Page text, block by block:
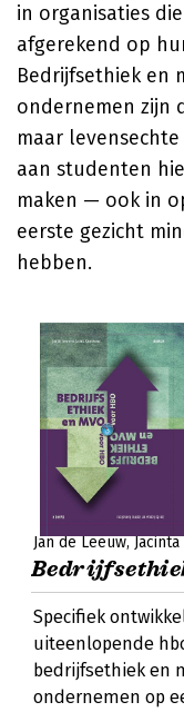
in organisaties
afgerekend op
Bedrijfsethiek en
ondernemen zijn
maar
aan studenten
maken — ook in
eerste gezicht
hebben.
Jan de Leeuw
Specifiek
uiteenlopende
bedrijfsethiek en
ondernemen op